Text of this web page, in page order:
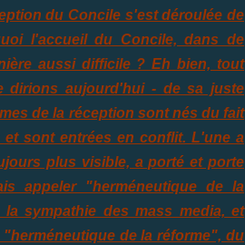
du Concile s'est déroulée de
l'accueil du Concile, dans de
aussi difficile ? Eh bien, tout
dirions aujourd'hui - de sa juste
de la réception sont nés du fait
sont entrées en conflit. L'une a
plus visible, a porté et porte
appeler "herméneutique de la
sympathie des mass media, et
de la réforme", du